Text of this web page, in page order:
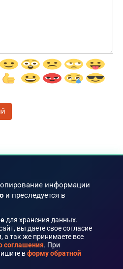
информации
и преследуется в
для хранения данных.
вы даете свое согласие
а так же принимаете все
соглашения. При
вформу обратной